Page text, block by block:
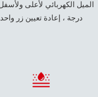
درجة ، إعادة تعيين زر واحد